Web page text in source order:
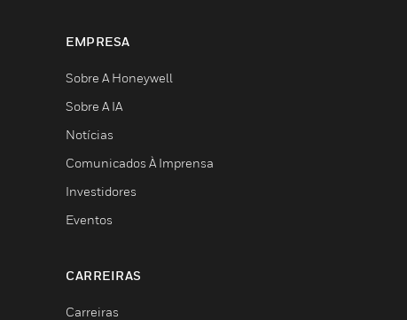
EMPRESA
Sobre A Honeywell
Sobre A IA
Notícias
Comunicados À Imprensa
Investidores
Eventos
CARREIRAS
Carreiras